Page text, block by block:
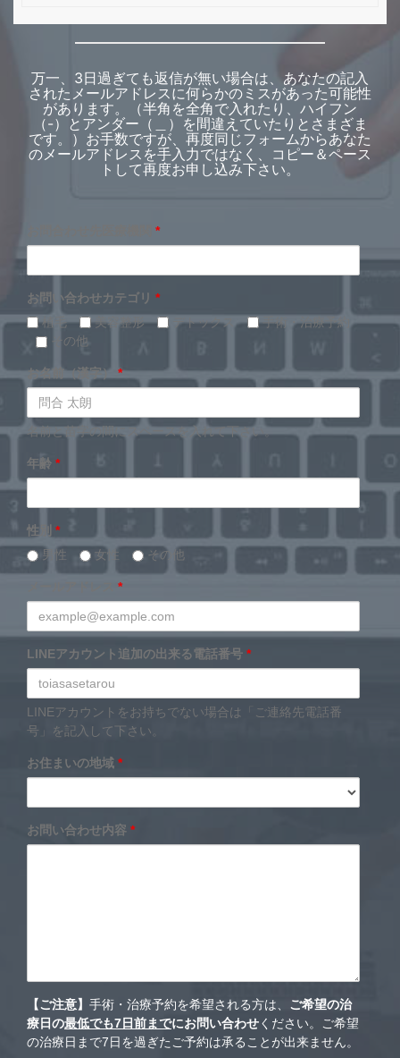
万一、3日過ぎても返信が無い場合は、あなたの記入
されたメールアドレスに何らかのミスがあった可能性
があります。（半角を全角で入れたり、ハイフン
（-）とアンダー（＿）を間違えていたりとさまざま
です。）お手数ですが、再度同じフォームからあなた
のメールアドレスを手入力ではなく、コピー＆ペース
トして再度お申し込み下さい。
*
お問い合わせカテゴリ *
植毛
美容整形 デトックス
手術・治療予約
その他
お名前（漢字） *
名前と苗字の間にスペースを入れて下さい。
年齢 *
性別 *
男性
女性 その他
*
LINEアカウント追加の出来る電話番号 *
LINEアカウントをお持ちでない場合は「ご連絡先電話番
号」を記入して下さい。
お住まいの地域 *
お問い合わせ内容 *
【ご注意】 手術・治療予約を希望される方は、 ご希望の治
療日の最低でも7日前までにお問い合わせください。ご希望
の治療日まで7日を過ぎたご予約は承ることが出来ません。